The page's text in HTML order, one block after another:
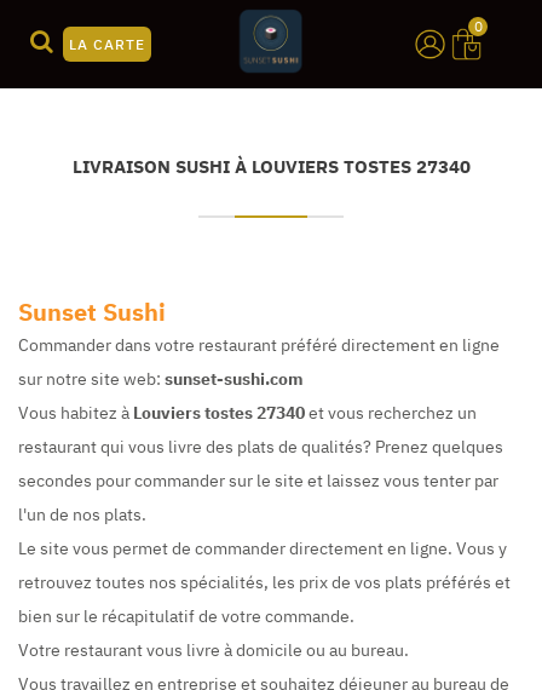
LA CARTE
0
LIVRAISON SUSHI À LOUVIERS TOSTES 27340
Sunset Sushi
Commander dans votre restaurant préféré directement en ligne
sur notre site web: sunset-sushi.com
Vous habitez à Louviers tostes 27340et vous recherchez un
restaurant qui vous livre des plats de qualités? Prenez quelques
secondes pour commander sur le site et laissez vous tenter par
l'un de nos plats.
Le site vous permet de commander directement en ligne. Vous y
retrouvez toutes nos spécialités, les prix de vos plats préférés et
bien sur le récapitulatif de votre commande.
Votre restaurant vous livre à domicile ou au bureau.
Vous travaillez en entreprise et souhaitez déjeuner au bureau de